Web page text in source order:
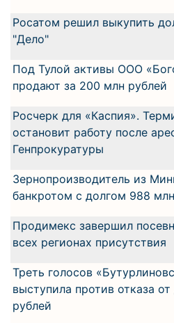
Росатом решил выкупить
"Дело"
Под Тулой активы ООО
продают за 200 млн рублей
Росчерк для «Каспия».
остановит работу после
Генпрокуратуры
Зернопроизводитель из
банкротом с долгом 988
Продимекс завершил
всех регионах присутствия
Треть голосов
выступила против отказа
рублей